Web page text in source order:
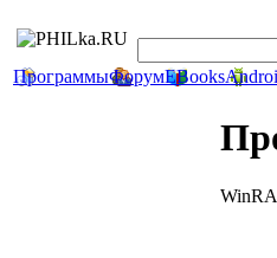
ПрограммыФорумEBooks